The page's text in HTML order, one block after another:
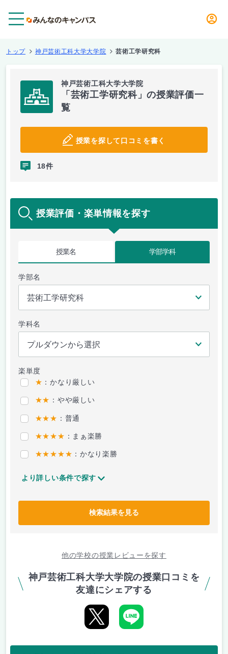
トップ 神戸芸術工科大学大学院 芸術工学研究科
神戸芸術工科大学大学院
「芸術工学研究科」の授業評価一
覧
授業を探して口コミを書く
18件
授業評価・楽単情報を探す
授業名 学部学科
学部名
学科名
楽単度
★ ：かなり厳しい
★★ ：やや厳しい
★★★ ：普通
★★★★ ：まぁ楽勝
★★★★★ ：かなり楽勝
より詳しい条件で探す
検索結果を見る
他の学校の授業レビューを探す
神戸芸術工科大学大学院の授業口コミを
友達にシェアする